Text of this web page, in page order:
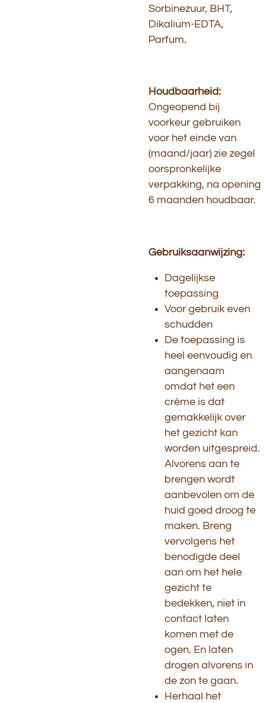
Sorbinezuur, BHT,
Dikalium-EDTA,
Parfum.
Houdbaarheid:
Ongeopend bij
voorkeur gebruiken
voor het einde van
(maand/jaar) zie zegel
oorspronkelijke
verpakking, na opening
6 maanden houdbaar.
Gebruiksaanwijzing:
Dagelijkse
toepassing
Voor gebruik even
schudden
De toepassing is
heel eenvoudig en
aangenaam
omdat het een
crème is dat
gemakkelijk over
het gezicht kan
worden uitgespreid.
Alvorens aan te
brengen wordt
aanbevolen om de
huid goed droog te
maken. Breng
vervolgens het
benodigde deel
aan om het hele
gezicht te
bedekken, niet in
contact laten
komen met de
ogen. En laten
drogen alvorens in
de zon te gaan.
Herhaal het